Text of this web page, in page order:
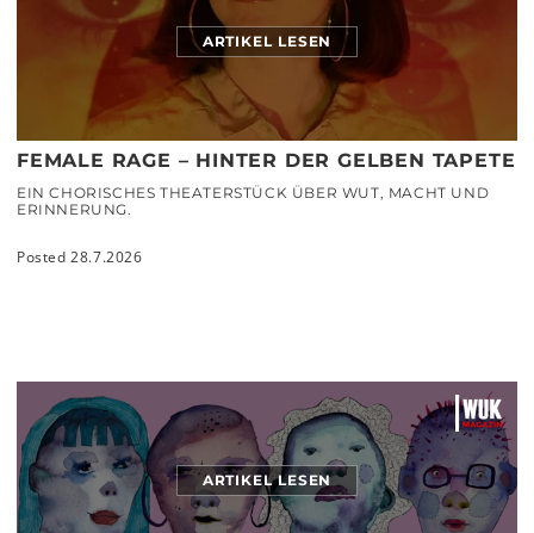
ARTIKEL LESEN
FEMALE RAGE – HINTER DER GELBEN TAPETE
EIN CHORISCHES THEATERSTÜCK ÜBER WUT, MACHT UND
ERINNERUNG.
Posted 28.7.2026
ARTIKEL LESEN